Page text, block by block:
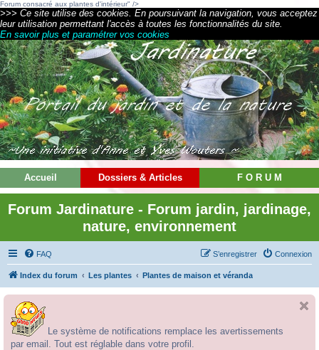
Forum consacré aux plantes d'intérieur" />
>>> Ce site utilise des cookies. En poursuivant la navigation, vous acceptez
leur utilisation permettant l'accès à toutes les fonctionnalités du site.
En savoir plus et paramétrer vos cookies
Accueil Dossiers & Articles F O R U M
Forum Jardinature - Forum jardin, jardinage,
nature, environnement
FAQ Connexion
S’enregistrer
Index du forum Les plantes Plantes de maison et véranda
Le système de notifications remplace les avertissements
par email. Tout est réglable dans votre profil.